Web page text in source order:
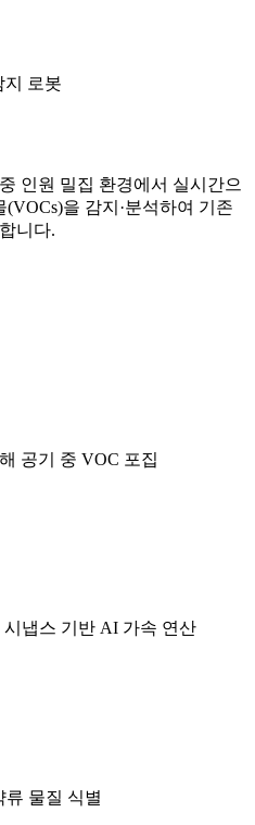
지 로봇
인원 밀집 환경에서 실시간으
을 감지·분석하여 기존
니다.
공기 중 VOC 포집
냅스 기반 AI 가속 연산
류 물질 식별